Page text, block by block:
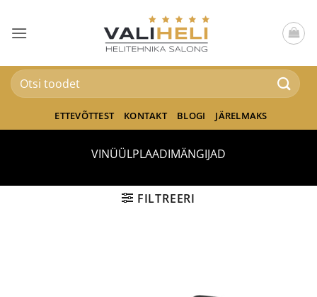
content
Otsi:
ETTEVÕTTEST KONTAKT BLOGI JÄRELMAKS
VINÜÜLPLAADIMÄNGIJAD
FILTREERI